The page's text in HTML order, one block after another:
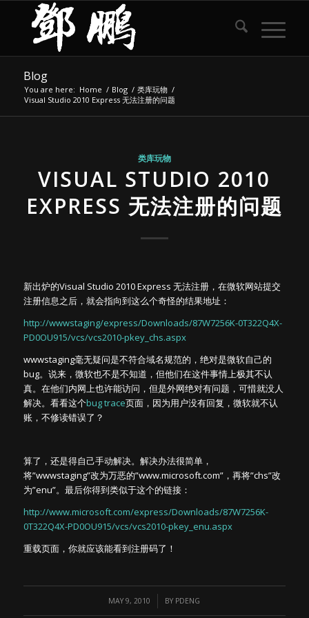
Blog
You are here: Home / Blog / 类库玩物 /
Visual Studio 2010 Express 无法注册的问题
类库玩物
VISUAL STUDIO 2010
EXPRESS 无法注册的问题
新出炉的Visual Studio 2010 Express 无法注册，在微软网站提交
注册信息之后，就会指向到这么个奇怪的结果地址：
http://wwwstaging/express/Downloads/87W7256K-0T322Q4X-
PD0OU915/vcs/vcs2010-pkey_chs.aspx
wwwstaging毫无疑问是不符合域名规范的，绝对是微软自己的
bug。说来，微软也不是不知道，但他们在这件事情上极其不认
真。在他们内网上也许能访问，但是外网绝对有问题，可惜就没人
解决。看看这个bug trace页面，因为用户没有回复，微软就不认
账，不修读错误了？
算了，还是得自己手动解决。解决办法很简单，
将”wwwstaging”改为万恶的”www.microsoft.com”，再将”chs”改
为”enu”。最后你得到类似于这个的链接：
http://www.microsoft.com/express/Downloads/87W7256K-
0T322Q4X-PD0OU915/vcs/vcs2010-pkey_enu.aspx
重载页面，你就应该能看到注册码了！
MAY 9, 2010
/ BY PDENG